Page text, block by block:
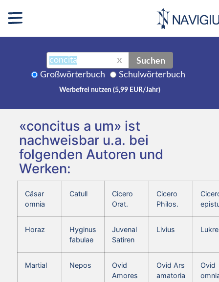
X Suchen
Großwörterbuch Schulwörterbuch
Werbefrei nutzen (5,99 EUR/Jahr)
«concitus a um» ist
nachweisbar u.a. bei
folgenden Autoren und
Werken:
Cäsar
omnia
Catull
Cicero
Orat.
Cicero
Philos.
Horaz
Hyginus
fabulae
Juvenal
Satiren
Livius
Martial Nepos
Ovid
Amores
Ovid Ars
amatoria
Ovid